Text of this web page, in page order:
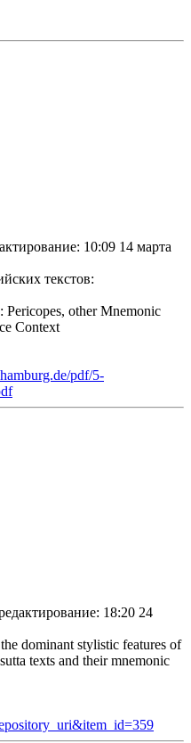
: 10:09 14 марта
текстов:
Pericopes, other Mnemonic
Context
pdf/5-
: 18:20 24
dominant stylistic features of
texts and their mnemonic